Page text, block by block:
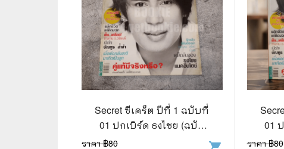
Secret ซีเคร็ต ปีที่ 1 ฉบับที่
01 ปกเบิร์ด ธงไชย (ฉบับ
ปฐมฤกษ์) หายาก!!!
ราคา ฿80
01
ป
ราคา ฿80
👸 นางงาม
🖥️ คอมพิวเตอร์ เทคโนโลยี
หนังสือทั่วไป พ็อกเก็ตบุ๊ค
🦄 วรรณกรรม นิยาย เรื่องสั้น
🐇 เรื่องสั้น
🔮 แฟนตา
🧗‍♂️ ผจญภั
👽 ไซไฟ
☠️ การ์ตูน
👩 สนพ.ย
☘️ สนพ.รั